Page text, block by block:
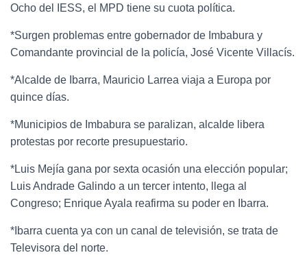
Ocho del IESS, el MPD tiene su cuota política.
*Surgen problemas entre gobernador de Imbabura y
Comandante provincial de la policía, José Vicente Villacís.
*Alcalde de Ibarra, Mauricio Larrea viaja a Europa por
quince días.
*Municipios de Imbabura se paralizan, alcalde libera
protestas por recorte presupuestario.
*Luis Mejía gana por sexta ocasión una elección popular;
Luis Andrade Galindo a un tercer intento, llega al
Congreso; Enrique Ayala reafirma su poder en Ibarra.
*Ibarra cuenta ya con un canal de televisión, se trata de
Televisora del norte.